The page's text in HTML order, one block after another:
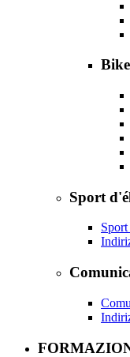
Sport